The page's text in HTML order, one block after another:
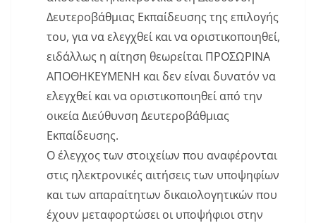
Δευτεροβάθμιας Εκπαίδευσης της επιλογής
του, για να ελεγχθεί και να οριστικοποιηθεί,
ειδάλλως η αίτηση θεωρείται ΠΡΟΣΩΡΙΝΑ
ΑΠΟΘΗΚΕΥΜΕΝΗ και δεν είναι δυνατόν να
ελεγχθεί και να οριστικοποιηθεί από την
οικεία Διεύθυνση Δευτεροβάθμιας
Εκπαίδευσης.
Ο έλεγχος των στοιχείων που αναφέρονται
στις ηλεκτρονικές αιτήσεις των υποψηφίων
και των απαραίτητων δικαιολογητικών που
έχουν μεταφορτώσει οι υποψήφιοι στην